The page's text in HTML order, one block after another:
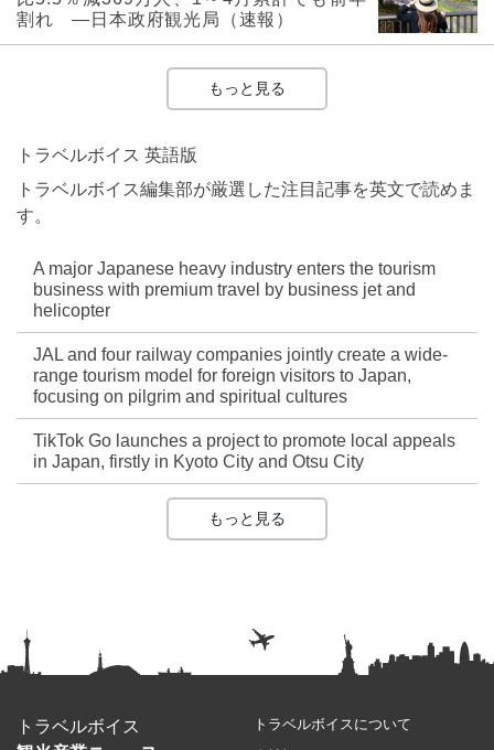
割れ ―日本政府観光局（速報）
もっと見る
トラベルボイス 英語版
トラベルボイス編集部が厳選した注目記事を英文で読めま
す。
A major Japanese heavy industry enters the tourism
business with premium travel by business jet and
helicopter
JAL and four railway companies jointly create a wide-
range tourism model for foreign visitors to Japan,
focusing on pilgrim and spiritual cultures
TikTok Go launches a project to promote local appeals
in Japan, firstly in Kyoto City and Otsu City
もっと見る
トラベルボイス
トラベルボイスについて